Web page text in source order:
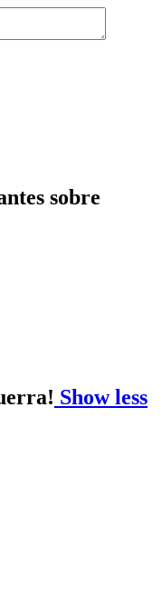
sobre
Show less